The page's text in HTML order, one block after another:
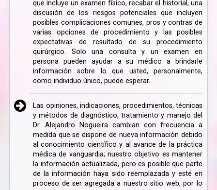
que incluye un examen físico, recabar el historial, una
discusión de los riesgos potenciales que incluyen
posibles complicaciones comunes, pros y contras de
varias opciones de procedimiento y las posibles
expectativas de resultado de su procedimiento
quirúrgico. Solo una consulta y un examen en
persona pueden ayudar a su médico a brindarle
información sobre lo que usted, personalmente,
como individuo único, puede esperar.
Las opiniones, indicaciones, procedimientos, técnicas
y métodos de diagnóstico, tratamiento y manejo del
Dr. Alejandro Nogueira cambian con frecuencia a
medida que se dispone de nueva información debido
al conocimiento científico y al avance de la práctica
médica de vanguardia; nuestro objetivo es mantener
la información actualizada, pero es posible que parte
de la información haya sido reemplazada y esté en
proceso de ser agregada a nuestro sitio web, por lo